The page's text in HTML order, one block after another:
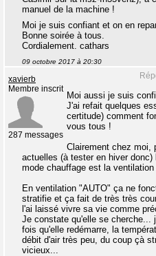
manuel de la machine !
Moi je suis confiant et on en
Bonne soirée à tous.
Cordialement. cathars
09 octobre 2017 à 20:30
xavierb
Membre inscrit
287 messages
Moi aussi je suis
J'ai refait quelques
certitude) comment
vous tous !
Clairement chez moi,
actuelles (à tester en hiver
mode chauffage est la
En ventilation "AUTO" ça ne
stratifie et ça fait de très très
l'ai laissé vivre sa vie comme
Je constate qu'elle se cherche...
fois qu'elle redémarre, la
débit d'air très peu, du coup çà
vicieux...